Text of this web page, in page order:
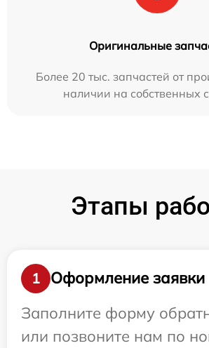
Оригинальные
Более 20 тыс. запчастей от
наличии на собственных
Этапы
1
Оформление заявки
Заполните форму
или позвоните нам по